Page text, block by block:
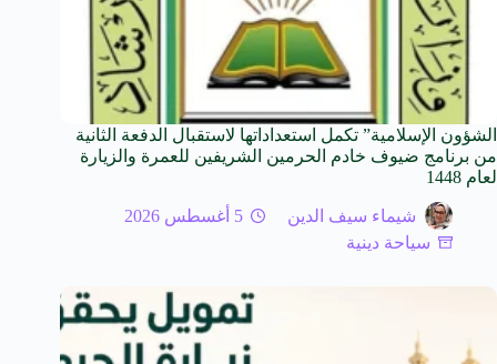
الشؤون الإسلامية” تكمل استعداداتها لاستقبال الدفعة الثانية
من برنامج ضيوف خادم الحرمين الشريفين للعمرة والزيارة
لعام 1448
شيماء سيف الدين
5 أغسطس 2026
سياحة دينية